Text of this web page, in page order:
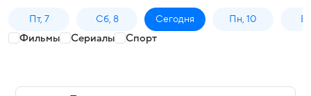
Пт, 7 Сб, 8 Сегодня Пн, 10
Фильмы Сериалы Спорт